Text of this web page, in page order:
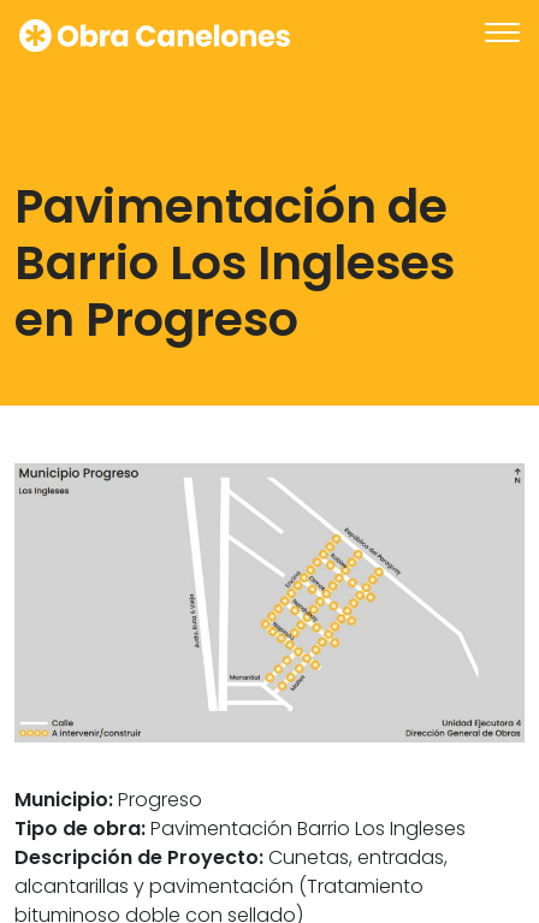
Pavimentación de
Barrio Los Ingleses
en Progreso
Municipio:Progreso
Tipo de obra:Pavimentación Barrio Los Ingleses
Descripción de Proyecto:Cunetas, entradas,
alcantarillas y pavimentación (Tratamiento
bituminoso doble con sellado)